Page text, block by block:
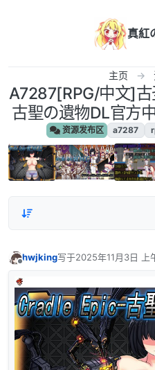
真紅
主页
A7287[RPG/中文]
古聖の遺物DL官方
资源发布区 a7287
hwjking写于2025年11月3日 上
最后由 编辑